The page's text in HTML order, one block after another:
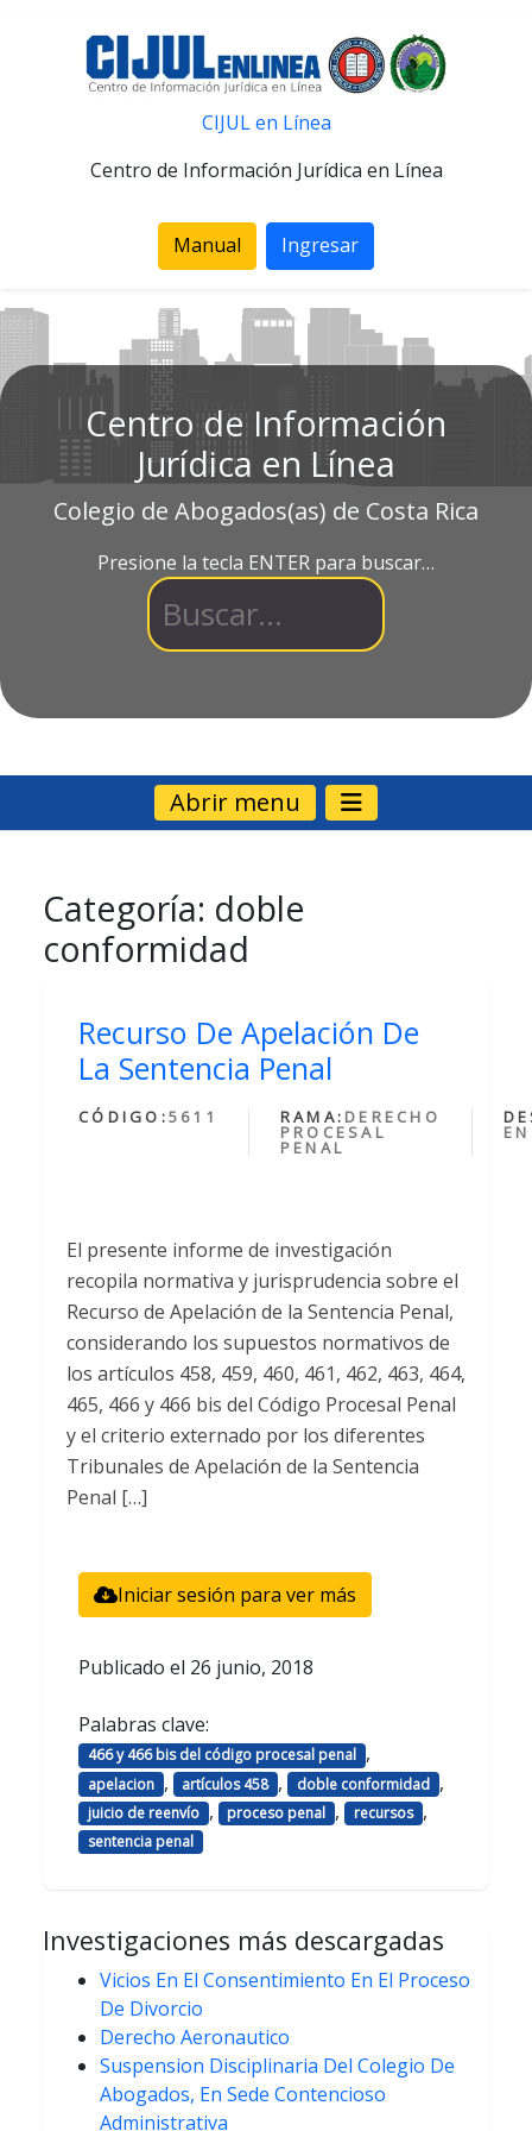
CIJUL en Línea
Centro de Información Jurídica en Línea
Manual Ingresar
Centro de Información
Jurídica en Línea
Colegio de Abogados(as) de Costa Rica
Presione la tecla ENTER para buscar…
Abrir menu
Categoría: doble
conformidad
Recurso De Apelación De
La Sentencia Penal
CÓDIGO:5611 RAMA: DERECHO
PROCESAL
PENAL
El presente informe de investigación
recopila normativa y jurisprudencia sobre el
Recurso de Apelación de la Sentencia Penal,
considerando los supuestos normativos de
los artículos 458, 459, 460, 461, 462, 463, 464,
465, 466 y 466 bis del Código Procesal Penal
y el criterio externado por los diferentes
Tribunales de Apelación de la Sentencia
Penal […]
Iniciar sesión para ver más
Publicado el 26 junio, 2018
Palabras clave:
466 y 466 bis del código procesal penal ,
apelacion , artículos 458 , doble conformidad ,
juicio de reenvío , proceso penal , recursos ,
sentencia penal
Investigaciones más descargadas
Vicios En El Consentimiento En El Proceso
De Divorcio
Derecho Aeronautico
Suspension Disciplinaria Del Colegio De
Abogados, En Sede Contencioso
Administrativa